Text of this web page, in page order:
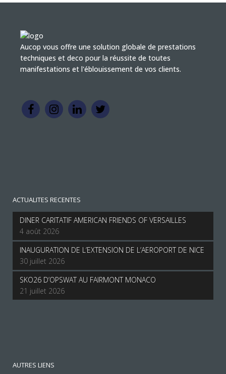
Aucop vous offre une solution globale de prestations
techniques et deco pour la réussite de toutes
manifestations et l'éblouissement de vos clients.
ACTUALITES RECENTES
DINER CARITATIF AMERICAN FRIENDS OF VERSAILLES
4 août 2026
INAUGURATION DE L’EXTENSION DE L’AEROPORT DE NICE
30 juillet 2026
SKO26 D’OPSWAT AU FAIRMONT MONACO
21 juillet 2026
AUTRES LIENS